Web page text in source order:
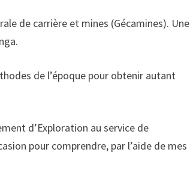
de carrière et mines (Gécamines). Une
de l’époque pour obtenir autant
d’Exploration au service de
pour comprendre, par l’aide de mes